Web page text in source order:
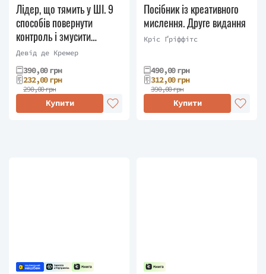
Лідер, що тямить у ШІ. 9
способів повернути
контроль і змусити
штучний інтелект
працювати
Девід де Кремер
390,00 грн
232,00 грн
290,00 грн
Купити
Посібник із креативного
мислення. Друге видання
Кріс Ґріффітс
490,00 грн
312,00 грн
390,00 грн
Купити